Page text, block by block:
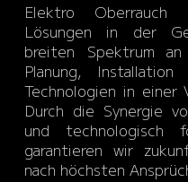
Elektro
Lösungen in der
breiten Spektrum
Planung,
Technologien in einer
Durch die Synergie
und technologisch
garantieren wir
nach höchsten